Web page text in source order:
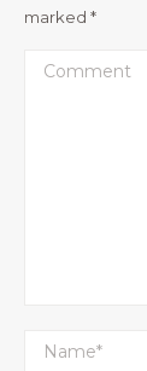
marked *
Comment
Name *